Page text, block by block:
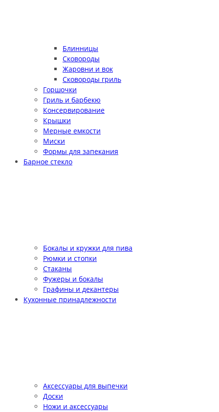
Блинницы
Сковороды
Жаровни и вок
Сковороды гриль
Горшочки
Гриль и барбекю
Консервирование
Крышки
Мерные емкости
Миски
Формы для запекания
Барное стекло
Бокалы и кружки для пива
Рюмки и стопки
Стаканы
Фужеры и бокалы
Графины и декантеры
Кухонные принадлежности
Аксессуары для выпечки
Доски
Ножи и аксессуары